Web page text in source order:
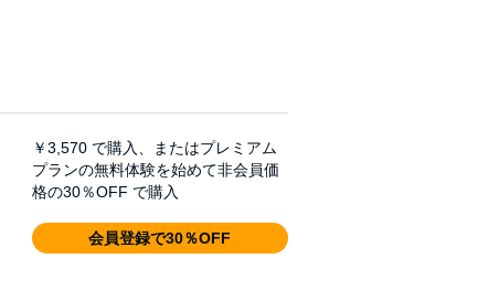
￥3,570 で購入、またはプレミアム
プランの無料体験を始めて非会員価
格の30％OFF で購入
会員登録で30％OFF